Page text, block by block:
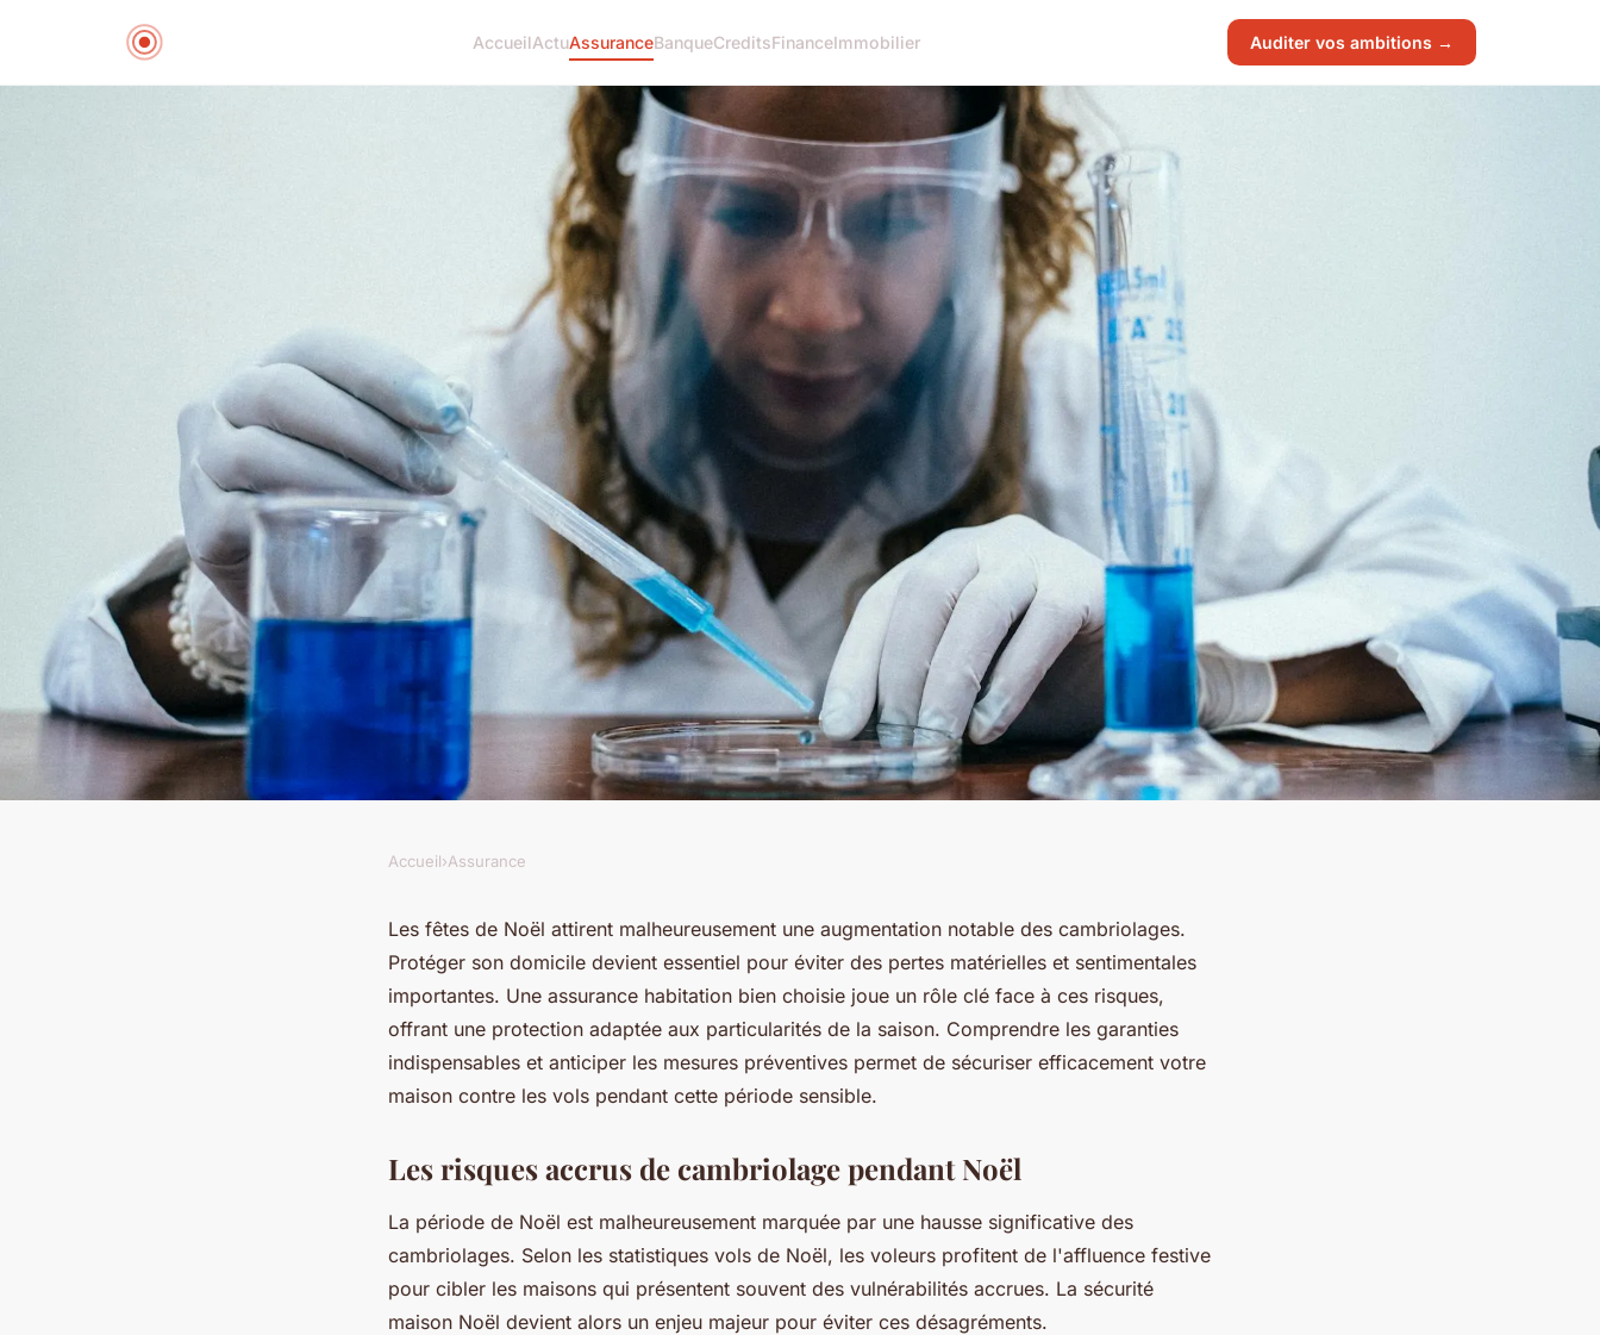
AccueilActuAssuranceBanqueCreditsFinanceImmobilier Auditer vos ambitions →
Assurance habitation : sécurisez votre
maison contre les vols à noël
Accueil›Assurance
Les fêtes de Noël attirent malheureusement une augmentation notable des cambriolages.
Protéger son domicile devient essentiel pour éviter des pertes matérielles et sentimentales
importantes. Une assurance habitation bien choisie joue un rôle clé face à ces risques,
offrant une protection adaptée aux particularités de la saison. Comprendre les garanties
indispensables et anticiper les mesures préventives permet de sécuriser efficacement votre
maison contre les vols pendant cette période sensible.
Les risques accrus de cambriolage pendant Noël
La période de Noël est malheureusement marquée par une hausse significative des
cambriolages. Selon les statistiques vols de Noël, les voleurs profitent de l'affluence festive
pour cibler les maisons qui présentent souvent des vulnérabilités accrues. La sécurité
maison Noël devient alors un enjeu majeur pour éviter ces désagréments.